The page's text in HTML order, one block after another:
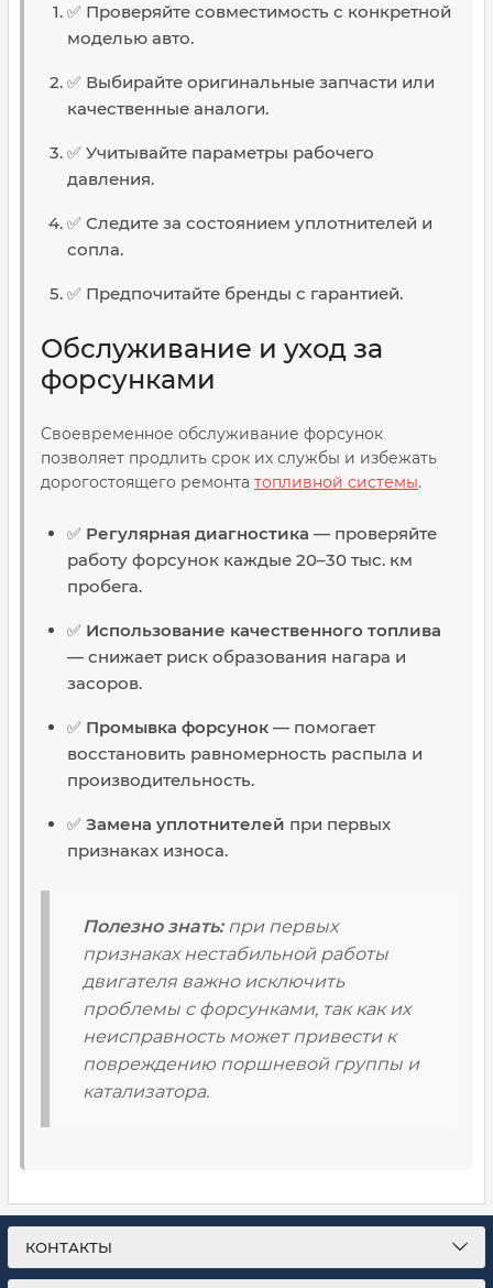
✅ Проверяйте совместимость с конкретной
моделью авто.
✅ Выбирайте оригинальные запчасти или
качественные аналоги.
✅ Учитывайте параметры рабочего
давления.
✅ Следите за состоянием уплотнителей и
сопла.
✅ Предпочитайте бренды с гарантией.
Обслуживание и уход за
форсунками
Своевременное обслуживание форсунок
позволяет продлить срок их службы и избежать
дорогостоящего ремонта топливной системы.
✅ Регулярная диагностика — проверяйте
работу форсунок каждые 20–30 тыс. км
пробега.
✅ Использование качественного топлива
— снижает риск образования нагара и
засоров.
✅ Промывка форсунок — помогает
восстановить равномерность распыла и
производительность.
✅ Замена уплотнителей при первых
признаках износа.
Полезно знать:при первых
признаках нестабильной работы
двигателя важно исключить
проблемы с форсунками, так как их
неисправность может привести к
повреждению поршневой группы и
катализатора.
КОНТАКТЫ